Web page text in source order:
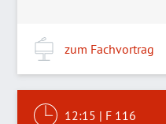
zum Fachvortrag
12:15 | F 116